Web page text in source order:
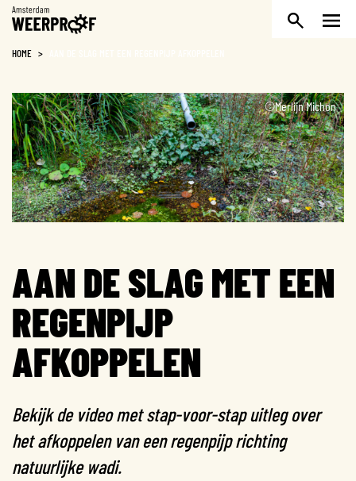
Weerproof
HOME >
©Merlijn Michon
AAN DE SLAG MET EEN
REGENPIJP
AFKOPPELEN
Bekijk de video met stap-voor-stap uitleg over
het afkoppelen van een regenpijp richting
natuurlijke wadi.